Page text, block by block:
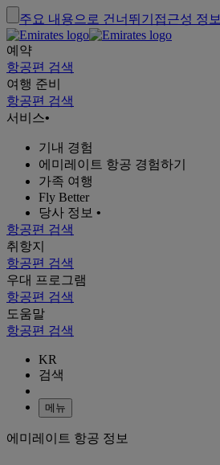
주요 내용으로 건너뛰기 접근성 정보
예약
항공편 검색
여행 준비
항공편 검색
서비스•
기내 경험
에미레이트 항공 경험하기
가족 여행
Fly Better
당사 정보 •
항공편 검색
취항지
항공편 검색
우대 프로그램
항공편 검색
도움말
항공편 검색
KR
검색
메뉴
에미레이트 항공 정보